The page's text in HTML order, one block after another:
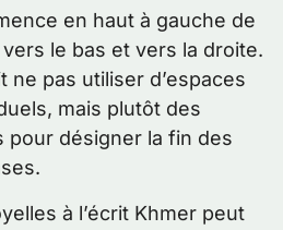
en haut à gauche de
le bas et vers la droite.
ne pas utiliser d’espaces
mais plutôt des
pour désigner la fin des
à l’écrit Khmer peut